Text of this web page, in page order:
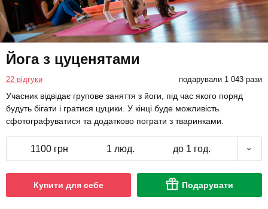
Йога з цуценятами
22 відгуки подарували 1 043 рази
Учасник відвідає групове заняття з йоги, під час якого поряд
будуть бігати і гратися цуцики. У кінці буде можливість
сфотографуватися та додатково пограти з тваринками.
1100 грн 1 люд. до 1 год.
Купити для себе Подарувати